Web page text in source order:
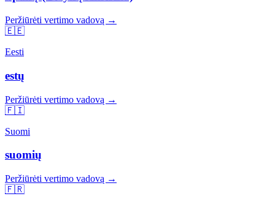
Peržiūrėti vertimo vadovą →
🇪🇪
Eesti
estų
Peržiūrėti vertimo vadovą →
🇫🇮
Suomi
suomių
Peržiūrėti vertimo vadovą →
🇫🇷